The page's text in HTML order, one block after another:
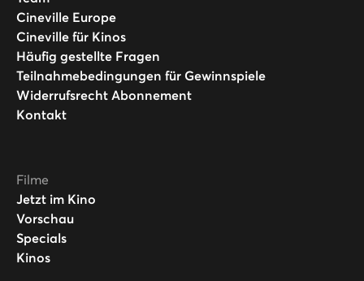
Cineville Europe
Cineville für Kinos
Häufig gestellte Fragen
Teilnahmebedingungen für Gewinnspiele
Widerrufsrecht Abonnement
Kontakt
Filme
Jetzt im Kino
Vorschau
Specials
Kinos